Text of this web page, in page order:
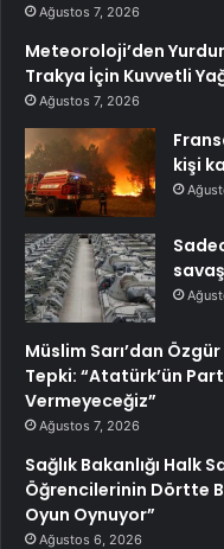
Ağustos 7, 2026
Meteoroloji’den
Trakya İçin Kuvvetli
Ağustos 7, 2026
kişi
Müslim Sarı’dan
Tepki: “Atatürk’ün
Vermeyeceğiz”
Ağustos 7, 2026
Sağlık Bakanlığı Halk
Öğrencilerinin Dörtte
Oyun Oynuyor”
Ağustos 6, 2026